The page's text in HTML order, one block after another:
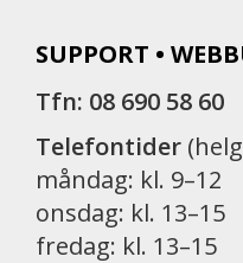
SUPPORT •
Tfn: 08 690 58 60
Telefontider
måndag: kl. 9–12
onsdag: kl. 13–15
fredag: kl. 13–15